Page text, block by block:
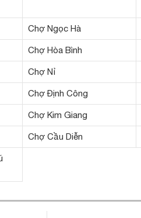
Chợ Ngọc Hà
Chợ Hòa Bình
Chợ Nỉ
Chợ Định Công
Chợ Kim Giang
Chợ Cầu Diễn